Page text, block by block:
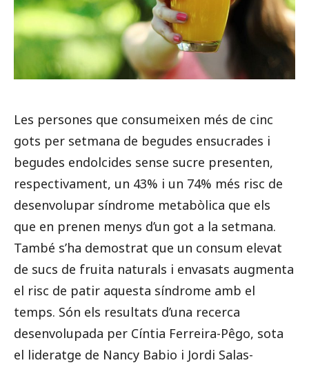
Les persones que consumeixen més de cinc
gots per setmana de begudes ensucrades i
begudes endolcides sense sucre presenten,
respectivament, un 43% i un 74% més risc de
desenvolupar síndrome metabòlica que els
que en prenen menys d’un got a la setmana.
També s’ha demostrat que un consum elevat
de sucs de fruita naturals i envasats augmenta
el risc de patir aquesta síndrome amb el
temps. Són els resultats d’una recerca
desenvolupada per Cíntia Ferreira-Pêgo, sota
el lideratge de Nancy Babio i Jordi Salas-